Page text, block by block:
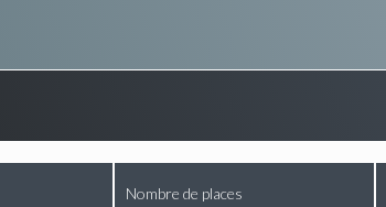
Nombre de places